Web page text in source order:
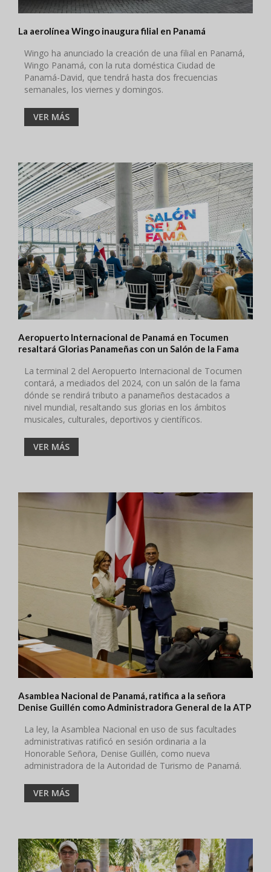
La aerolínea Wingo inaugura filial en Panamá
Wingo ha anunciado la creación de una filial en Panamá,
Wingo Panamá, con la ruta doméstica Ciudad de
Panamá-David, que tendrá hasta dos frecuencias
semanales, los viernes y domingos.
VER MÁS
Aeropuerto Internacional de Panamá en Tocumen
resaltará Glorias Panameñas con un Salón de la Fama
La terminal 2 del Aeropuerto Internacional de Tocumen
contará, a mediados del 2024, con un salón de la fama
dónde se rendirá tributo a panameños destacados a
nivel mundial, resaltando sus glorias en los ámbitos
musicales, culturales, deportivos y científicos.
VER MÁS
Asamblea Nacional de Panamá, ratifica a la señora
Denise Guillén como Administradora General de la ATP
La ley, la Asamblea Nacional en uso de sus facultades
administrativas ratificó en sesión ordinaria a la
Honorable Señora, Denise Guillén, como nueva
administradora de la Autoridad de Turismo de Panamá.
VER MÁS